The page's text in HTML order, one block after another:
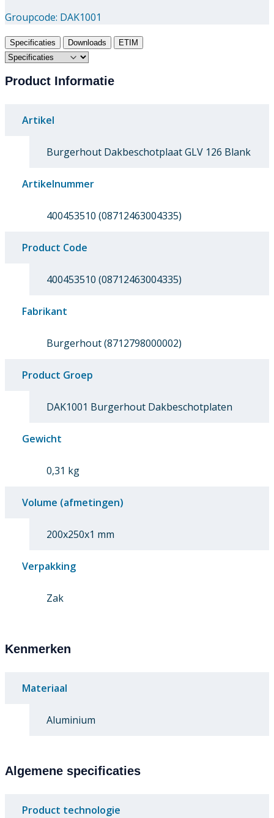
Groupcode: DAK1001
Specificaties Downloads ETIM
Product Informatie
Artikel
Burgerhout Dakbeschotplaat GLV 126 Blank
Artikelnummer
400453510 (08712463004335)
Product Code
400453510 (08712463004335)
Fabrikant
Burgerhout (8712798000002)
Product Groep
DAK1001 Burgerhout Dakbeschotplaten
Gewicht
0,31 kg
Volume (afmetingen)
200x250x1 mm
Verpakking
Zak
Kenmerken
Materiaal
Aluminium
Algemene specificaties
Product technologie